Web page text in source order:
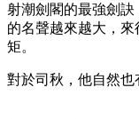
射潮劍閣的最強劍
的名聲越來越大，
矩。
對於司秋，他自然也